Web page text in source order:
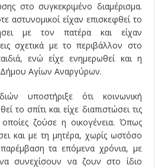
στο συγκεκριμένο διαμέρισμα.
αστυνομικοί είχαν επισκεφθεί το
με τον πατέρα και είχαν
σχετικά με το περιβάλλον στο
ενώ είχε ενημερωθεί και η
Δήμου Αγίων Αναργύρων.
υποστήριξε ότι κοινωνική
το σπίτι και είχε διαπιστώσει τις
ζούσε η οικογένεια. Όπως
και με τη μητέρα, χωρίς ωστόσο
τα επόμενα χρόνια, με
συνεχίσουν να ζουν στο ίδιο